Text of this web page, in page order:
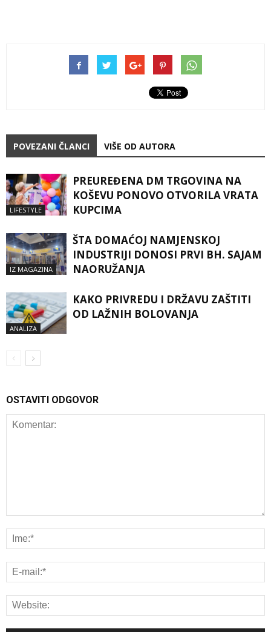
POVEZANI ČLANCI VIŠE OD AUTORA
LIFESTYLE
PREUREĐENA DM TRGOVINA NA
KOŠEVU PONOVO OTVORILA VRATA
KUPCIMA
IZ MAGAZINA
ŠTA DOMAĆOJ NAMJENSKOJ
INDUSTRIJI DONOSI PRVI BH. SAJAM
NAORUŽANJA
ANALIZA
KAKO PRIVREDU I DRŽAVU ZAŠTITI
OD LAŽNIH BOLOVANJA
OSTAVITI ODGOVOR